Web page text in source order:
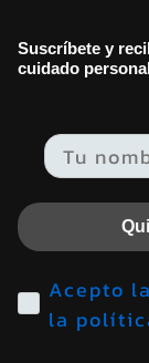
Suscríbete y
cuidado
Email
Acepto las
la